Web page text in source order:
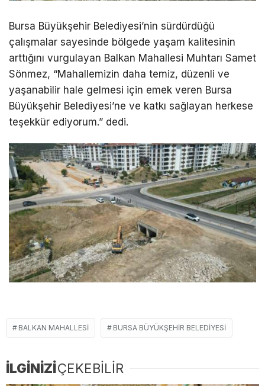
Bursa Büyükşehir Belediyesi’nin sürdürdüğü
çalışmalar sayesinde bölgede yaşam kalitesinin
arttığını vurgulayan Balkan Mahallesi Muhtarı Samet
Sönmez, “Mahallemizin daha temiz, düzenli ve
yaşanabilir hale gelmesi için emek veren Bursa
Büyükşehir Belediyesi’ne ve katkı sağlayan herkese
teşekkür ediyorum.” dedi.
BALKAN MAHALLESI BURSA BÜYÜKŞEHIR BELEDIYESI
İLGİNİZİÇEKEBİLİR